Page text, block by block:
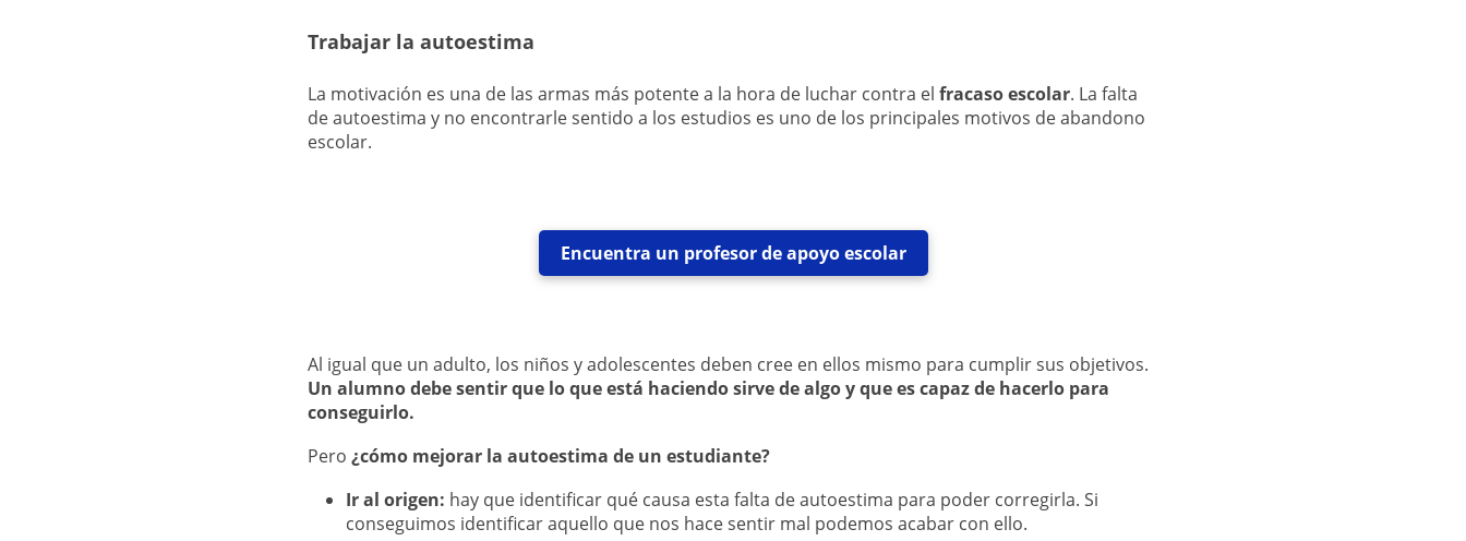
Trabajar la autoestima
La motivación es una de las armas más potente a la hora de luchar contra el fracaso escolar. La falta
de autoestima y no encontrarle sentido a los estudios es uno de los principales motivos de abandono
escolar.
Encuentra un profesor de apoyo escolar
Al igual que un adulto, los niños y adolescentes deben cree en ellos mismo para cumplir sus objetivos.
Un alumno debe sentir que lo que está haciendo sirve de algo y que es capaz de hacerlo para
conseguirlo.
Pero ¿cómo mejorar la autoestima de un estudiante?
Ir al origen: hay que identificar qué causa esta falta de autoestima para poder corregirla. Si
conseguimos identificar aquello que nos hace sentir mal podemos acabar con ello.